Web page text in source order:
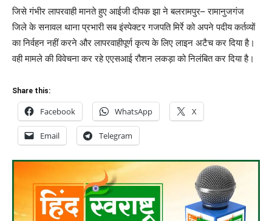
जिसे गंभीर लापरवाही मानते हुए आईजी दीपक झा ने बलरामपुर– रामानुजगंज
जिले के सनावल थाना प्रभारी सब इंस्पेक्टर गजपति मिर्रे को अपने पदीय कर्तव्यों
का निर्वहन नहीं करने और लापरवाहीपूर्ण कृत्य के लिए लाइन अटैच कर दिया है।
वही मामले की विवेचना कर रहे एएसआई रौशन लकड़ा को निलंबित कर दिया है।
Share this:
Facebook WhatsApp X
Email Telegram